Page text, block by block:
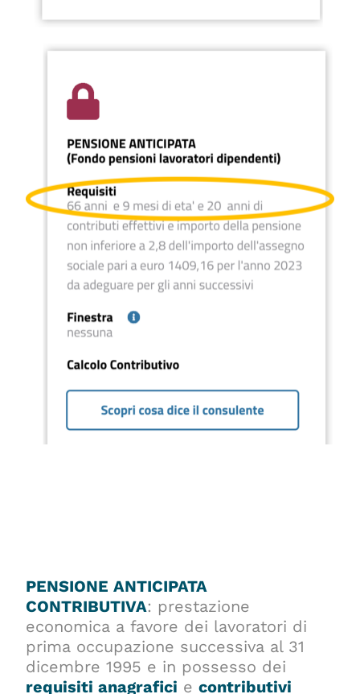
PENSIONE ANTICIPATA
CONTRIBUTIVA: prestazione
economica a favore dei lavoratori di
prima occupazione successiva al 31
dicembre 1995 e in possesso dei
requisiti anagrafici econtributivi